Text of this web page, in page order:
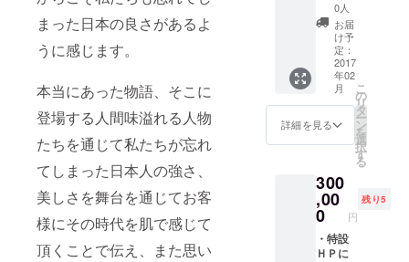
まった日本の良さがあるよ
うに感じます。
本当にあった物語、そこに
登場する人間味溢れる人物
たちを通じて私たちが忘れ
てしまった日本人の強さ、
美しさを舞台を通じてお客
様にその時代を肌で感じて
頂くことで伝え、また思い
Ｄ ・関
係者プ
ビュー
ペアご
招待 ・
先行予
約権付
本公演
チケッ
ト５枚
席） ・
初代栄
蔵にぎ
り５人
前 ・出
演者全
0人
お届
け予
定：
2017
年02
月
詳細を見る
こ
の
リ
タ
ー
ン
を
選
択
す
る
300
,00
0 円
残り5
・特設
ＨＰに